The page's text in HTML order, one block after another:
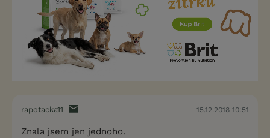
rapotacka11 15.12.2018 10:51
Znala jsem jen jednoho.